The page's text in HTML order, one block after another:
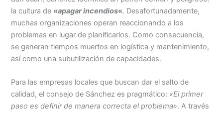
la cultura de «apagar incendios«. Desafortunadamente,
muchas organizaciones operan reaccionando a los
problemas en lugar de planificarlos. Como consecuencia,
se generan tiempos muertos en logística y mantenimiento,
así como una subutilización de capacidades.
Para las empresas locales que buscan dar el salto de
calidad, el consejo de Sánchez es pragmático: «El primer
paso es definir de manera correcta el problema». A través